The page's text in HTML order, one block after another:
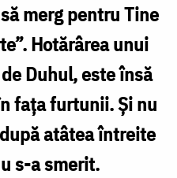
merg pentru Tine
Hotărârea unui
Duhul, este însă
fața furtunii. Și nu
atâtea întreite
s-a smerit.